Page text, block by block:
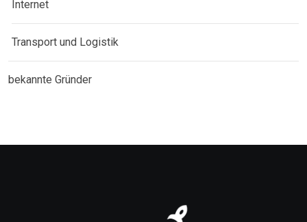
Internet
Transport und Logistik
bekannte Gründer